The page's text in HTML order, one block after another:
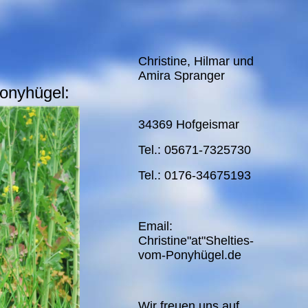
Christine, Hilmar und
Amira Spranger
34369 Hofgeismar
Tel.: 05671-7325730
Tel.: 0176-34675193
Email:
Christine"at"Shelties-
vom-Ponyhügel.de